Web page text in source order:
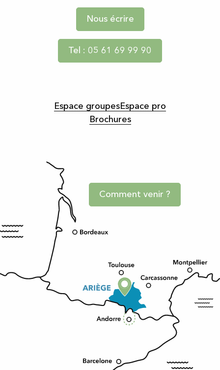
Nous écrire
Tel : 05 61 69 99 90
Espace groupesEspace pro
Brochures
Comment venir ?